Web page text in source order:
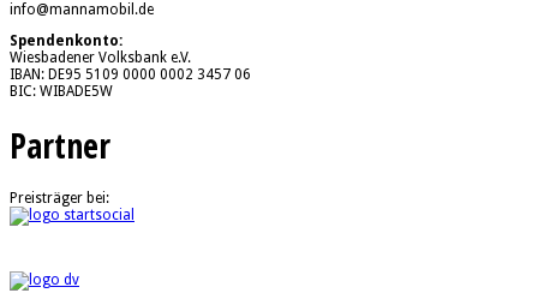
info@mannamobil.de
Spendenkonto:
Wiesbadener Volksbank e.V.
IBAN: DE95 5109 0000 0002 3457 06
BIC: WIBADE5W
Partner
Preisträger bei: